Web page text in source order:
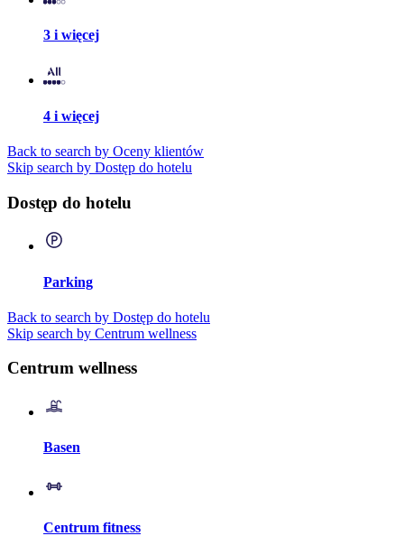
3 i więcej
4 i więcej
Back to search by Oceny klientów
Skip search by Dostęp do hotelu
Dostęp do hotelu
Parking
Back to search by Dostęp do hotelu
Skip search by Centrum wellness
Centrum wellness
Basen
Centrum fitness